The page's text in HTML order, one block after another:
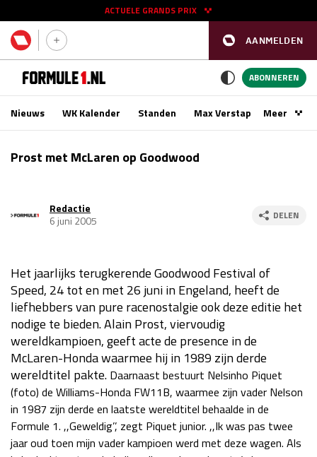
AANMELDEN
ACTUELE GRANDS PRIX
11 - 13 sep
Race
Kwalificatie
vr 14:00 - 15:00
Race
za 13:00 - 15:00
GP SINGAPORE 2026 09 - 11 okt
Kwalificatie
za 15:00 - 16:00
Race
zo 14:00 - 16:00
GP VERENIGDE STATEN 2026 23 - 25 okt
GP SÃO PAULO 2026 06 - 08 nov
ABONNEREN
Nieuws WK Kalender Standen Max VerstappenMeer
Prost met McLaren op Goodwood
Redactie
6 juni 2005
DELEN
Het jaarlijks terugkerende Goodwood Festival of
Speed, 24 tot en met 26 juni in Engeland, heeft de
liefhebbers van pure racenostalgie ook deze editie het
nodige te bieden. Alain Prost, viervoudig
wereldkampioen, geeft acte de presence in de
McLaren-Honda waarmee hij in 1989 zijn derde
wereldtitel pakte. Daarnaast bestuurt Nelsinho Piquet
(foto) de Williams-Honda FW11B, waarmee zijn vader Nelson
in 1987 zijn derde en laatste wereldtitel behaalde in de
Formule 1. ,,Geweldig’’, zegt Piquet junior. ,,Ik was pas twee
jaar oud toen mijn vader kampioen werd met deze wagen. Als